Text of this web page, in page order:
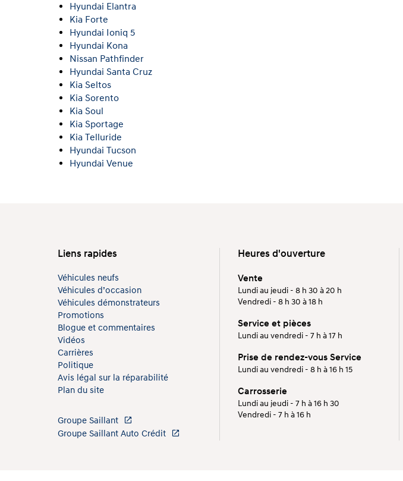
Hyundai Elantra
Kia Forte
Hyundai Ioniq 5
Hyundai Kona
Nissan Pathfinder
Hyundai Santa Cruz
Kia Seltos
Kia Sorento
Kia Soul
Kia Sportage
Kia Telluride
Hyundai Tucson
Hyundai Venue
Liens rapides
Véhicules neufs
Véhicules d’occasion
Véhicules démonstrateurs
Promotions
Blogue et commentaires
Vidéos
Carrières
Politique
Avis légal sur la réparabilité
Plan du site
Groupe Saillant
Groupe Saillant Auto Crédit
Heures d'ouverture
Vente
Lundi au jeudi - 8 h 30 à 20 h
Vendredi - 8 h 30 à 18 h
Service et pièces
Lundi au vendredi - 7 h à 17 h
Prise de rendez-vous Service
Lundi au vendredi - 8 h à 16 h 15
Carrosserie
Lundi au jeudi - 7 h à 16 h 30
Vendredi - 7 h à 16 h